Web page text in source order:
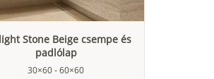
Stone Beige csempe és
padlólap
30×60 - 60×60